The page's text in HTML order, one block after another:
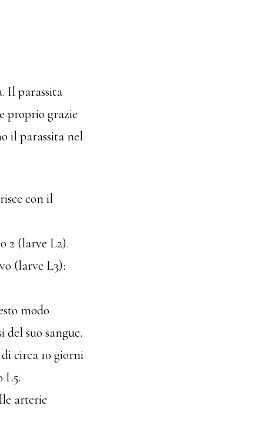
Il parassita
proprio grazie
il parassita nel
con il
2 (larve L2).
(larve L3):
modo
suo sangue.
circa 10 giorni
L5.
arterie